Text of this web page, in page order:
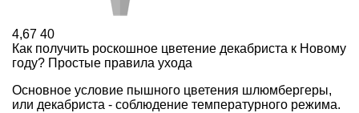
4,67 40
Как получить роскошное цветение декабриста к Новому
году? Простые правила ухода
Основное условие пышного цветения шлюмбергеры,
или декабриста - соблюдение температурного режима.